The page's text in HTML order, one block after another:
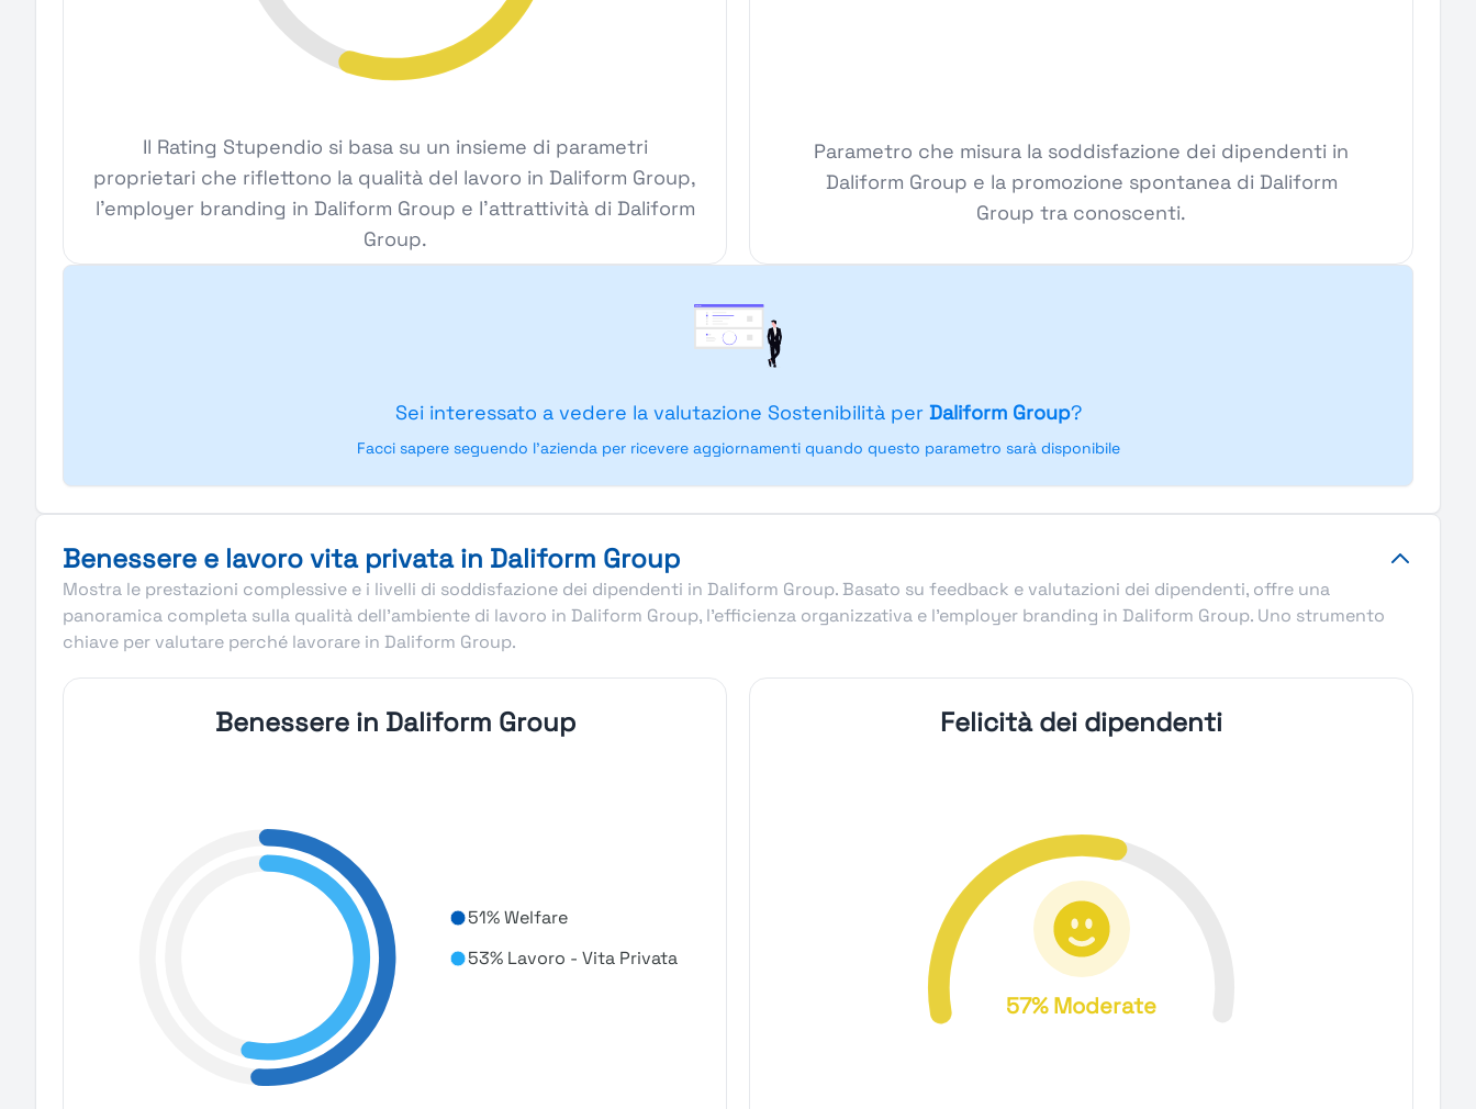
Il Rating Stupendio si basa su un insieme di parametri
proprietari che riflettono la qualità del lavoro in Daliform Group,
l'employer branding in Daliform Group e l'attrattività di Daliform
Group.
Parametro che misura la soddisfazione dei dipendenti in
Daliform Group e la promozione spontanea di Daliform
Group tra conoscenti.
Sei interessato a vedere la valutazione Sostenibilità per Daliform Group?
Facci sapere seguendo l'azienda per ricevere aggiornamenti quando questo parametro sarà disponibile
Benessere e lavoro vita privata in Daliform Group
Mostra le prestazioni complessive e i livelli di soddisfazione dei dipendenti in Daliform Group. Basato su feedback e valutazioni dei dipendenti, offre una
panoramica completa sulla qualità dell’ambiente di lavoro in Daliform Group, l’efficienza organizzativa e l’employer branding in Daliform Group. Uno strumento
chiave per valutare perché lavorare in Daliform Group.
Benessere in Daliform Group
51% Welfare
53% Lavoro - Vita Privata
Felicità dei dipendenti
57% Moderate